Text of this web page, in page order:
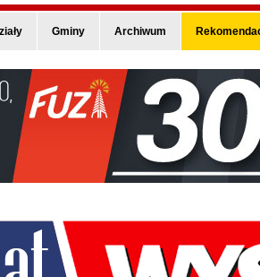
Gminy Archiwum